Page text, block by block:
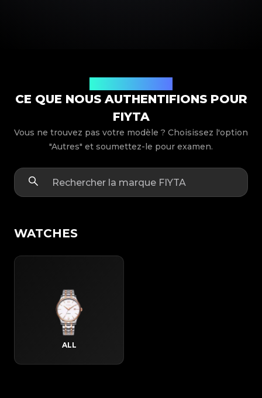
CE QUE NOUS AUTHENTIFIONS POUR
FIYTA
Vous ne trouvez pas votre modèle ? Choisissez l'option
"Autres" et soumettez-le pour examen.
WATCHES
ALL